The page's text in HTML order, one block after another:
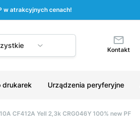
w atrakcyjnych cenach!
Kontakt
drukarek Urządzenia peryferyjne
CF412A Yell 2,3k CRG046Y 100% new PF